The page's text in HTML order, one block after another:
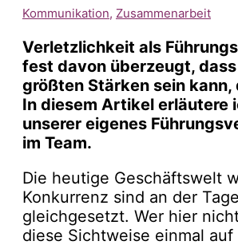
Kommunikation, Zusammenarbeit
Verletzlichkeit als
fest davon überzeugt,
größten Stärken sein
In diesem Artikel erläutere
unserer eigenes
im Team.
Die heutige Geschäftswelt
Konkurrenz sind an der
gleichgesetzt. Wer hier
diese Sichtweise einmal